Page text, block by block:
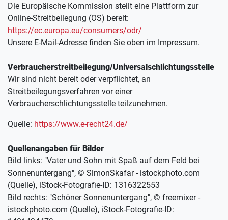
Die Europäische Kommission stellt eine Plattform zur
Online-Streitbeilegung (OS) bereit:
https://ec.europa.eu/consumers/odr/
Unsere E-Mail-Adresse finden Sie oben im Impressum.
Verbraucherstreitbeilegung/Universalschlichtungsstelle
Wir sind nicht bereit oder verpflichtet, an
Streitbeilegungsverfahren vor einer
Verbraucherschlichtungsstelle teilzunehmen.
Quelle: https://www.e-recht24.de/
Quellenangaben für Bilder
Bild links: "Vater und Sohn mit Spaß auf dem Feld bei
Sonnenuntergang", © SimonSkafar - istockphoto.com
(Quelle), iStock-Fotografie-ID: 1316322553
Bild rechts: "Schöner Sonnenuntergang", © freemixer -
istockphoto.com (Quelle), iStock-Fotografie-ID: